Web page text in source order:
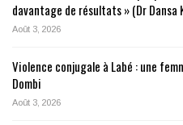
davantage de résultats » (Dr Dansa
Août 3, 2026
Violence conjugale à Labé : une
Dombi
Août 3, 2026